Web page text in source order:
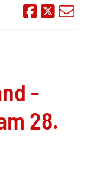
Auf
-
28.